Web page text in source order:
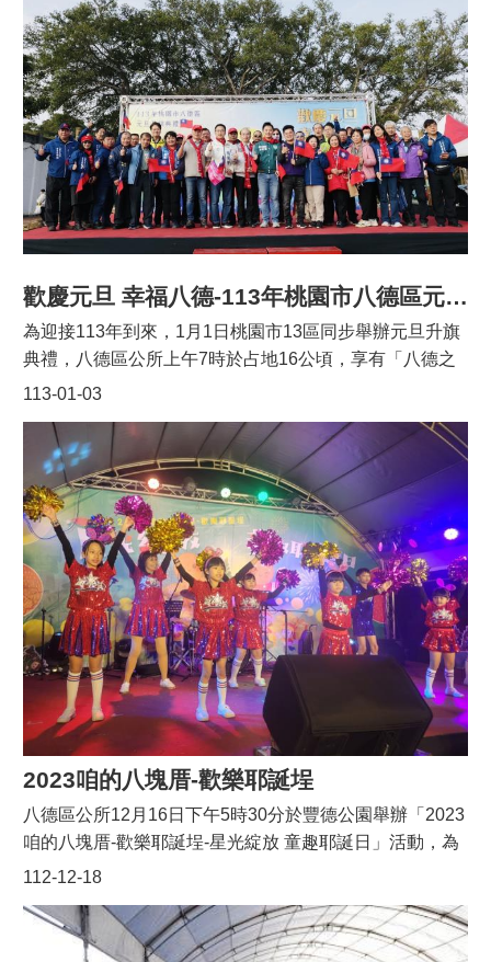
民
資
訊
機
關
通
錄
相
資
料
活
報
名
回
首
頁
網
站
導
覽
市
政
箱
常
見
問
有6位在地書法名家現場揮毫，民眾可依喜好免費自由索
取，還可以請名家客製化寫下專屬的新春祝福，希望透過
本活動延續新春傳統，同時推廣書藝及傳統節慶文化。桃
園市八德藝文協會表示，為弘揚及推展書法傳統優良文
化，亦為讓市民朋友親賭書法名家揮毫風采，今年特別邀
請陳再旺、許東吳、陳東明、李美嫺、林楷岫及黃慶章6
位書法名家現場揮毫，祝福大家龍鳳呈祥、龍年行大運！
今日包括市議員楊朝偉、立委當選人邱若華秘書、市議員
呂林小鳳助理、市議員段樹文主任、市議員許家睿助理、
市議員朱珍瑤助理、八德區長蔡豊展、八德藝文協會理事
長再旺、福興社區總幹事呂淑妃等均一同出席。
歡慶元旦 幸福八德-113年桃園市八德區元旦升旗典禮
113-01-03
為迎接113年到來，1月1日桃園市13區同步舉辦元旦升旗
典禮，八德區公所上午7時於占地16公頃，享有「八德之
肺」美名的大湳森林公園舉辦「歡慶元旦 幸福八德-113年
團結愛國精神與朝氣充沛的新年新氣象，同時讓參加民眾
飽覽綠意美景、吸收芬多精，身心舒暢地迎接新的一年。
典禮由唐爵愛樂青少年管弦樂團磅礡激昂的演奏及永豐高
中熱力四射的舞蹈揭開序幕，緊接著新興高中儀隊帶來精
湛的操槍表演更是讓大家看得目不轉睛。隨後全體民眾大
聲齊唱國歌、國旗歌，並向國旗致敬，迎著新年曙光冉冉
升起，揮舞手中小國旗，期許新的一年有個美好的開始。
八德區長蔡豊展代表張善政市長感謝今天參加元旦升旗典
禮的所有區民好朋友。今天出席的貴賓包括市議員段樹
文、楊朝偉、許家睿、市議員呂林小鳳助理、立法委員趙
正宇助理、里長聯誼會尤金源領導之里長團隊、八德區各
社區理事長、八德分局長林樹國、八德區中隊隊長鄭一帆
等。今天報名參加八德區升旗典禮的民眾，也都可獲贈國
旗紀念圍巾及國旗紋身貼紙。最後，整個升旗典禮在大家
合唱愛國歌曲梅花及歡呼”歡慶元旦-幸福八德”畫下完美句
點。感謝大家熱情參與，更感謝市民朋友們對桃園市政推
動的支持。展望新的一年，公所與市府團隊將持續邁進，
致力發展八德建設，並做好為民服務工作，和居民們攜手
同心，共創宜居幸福的八德。
2023咱的八塊厝-歡樂耶誕埕
112-12-18
八德區公所12月16日下午5時30分於豐德公園舉辦「2023
咱的八塊厝-歡樂耶誕埕-星光綻放 童趣耶誕日」活動，為
讓兒童及家庭享有快樂的童年及假期，除規劃聖誕點燈儀
唱、塵沐樂團、在地的大改樂團及兒童表演團，進行精彩
演出。此外，現場更由與會的貴賓包括市府觀旅局局長周